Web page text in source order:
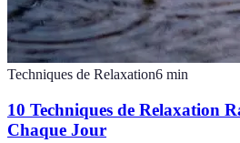
Techniques de Relaxation6 min
10 Techniques de Relaxation
Chaque Jour